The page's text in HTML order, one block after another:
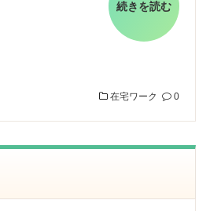
続きを読む
在宅ワーク 0